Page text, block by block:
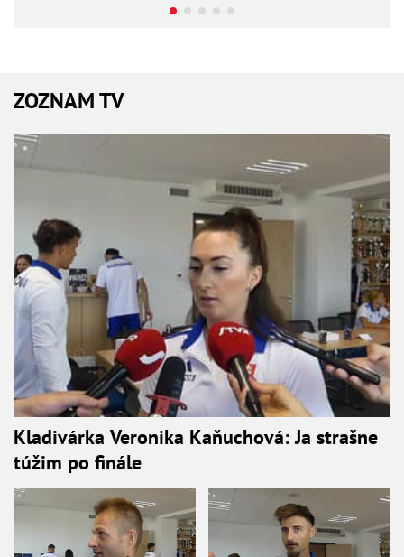
ZOZNAM TV
Kladivárka Veronika Kaňuchová: Ja strašne
túžim po finále